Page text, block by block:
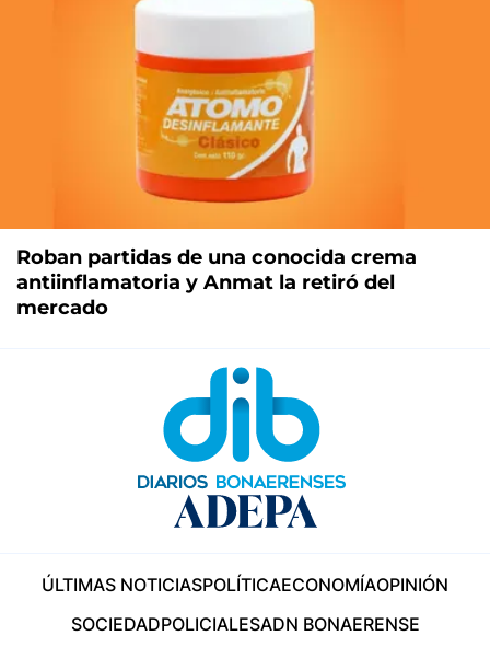
Roban partidas de una conocida crema
antiinflamatoria y Anmat la retiró del
mercado
ÚLTIMAS NOTICIASPOLÍTICAECONOMÍAOPINIÓN
SOCIEDADPOLICIALESADN BONAERENSE